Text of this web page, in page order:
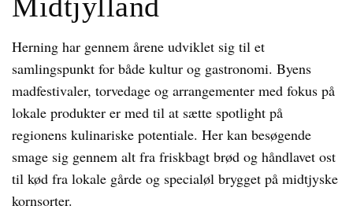
Herning har gennem årene udviklet sig til et
samlingspunkt for både kultur og gastronomi. Byens
madfestivaler, torvedage og arrangementer med fokus på
lokale produkter er med til at sætte spotlight på
regionens kulinariske potentiale. Her kan besøgende
smage sig gennem alt fra friskbagt brød og håndlavet ost
til kød fra lokale gårde og specialøl brygget på midtjyske
kornsorter.